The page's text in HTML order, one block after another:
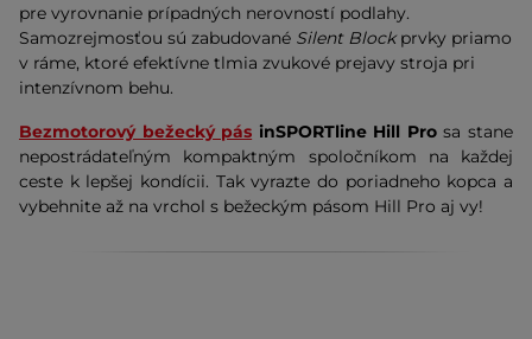
pre vyrovnanie prípadných nerovností podlahy.
Samozrejmosťou sú zabudované Silent Blockprvky priamo
v ráme, ktoré efektívne tlmia zvukové prejavy stroja pri
intenzívnom behu.
Bezmotorový bežecký pás inSPORTline Hill Prosa stane
nepostrádateľným kompaktným spoločníkom na každej
ceste k lepšej kondícii. Tak vyrazte do poriadneho kopca a
vybehnite až na vrchol s bežeckým pásom Hill Pro aj vy!